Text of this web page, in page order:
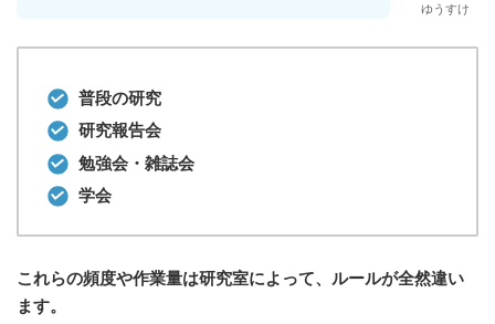
ゆうすけ
普段の研究
研究報告会
勉強会・雑誌会
学会
これらの頻度や作業量は研究室によって、ルールが全然違い
ます。